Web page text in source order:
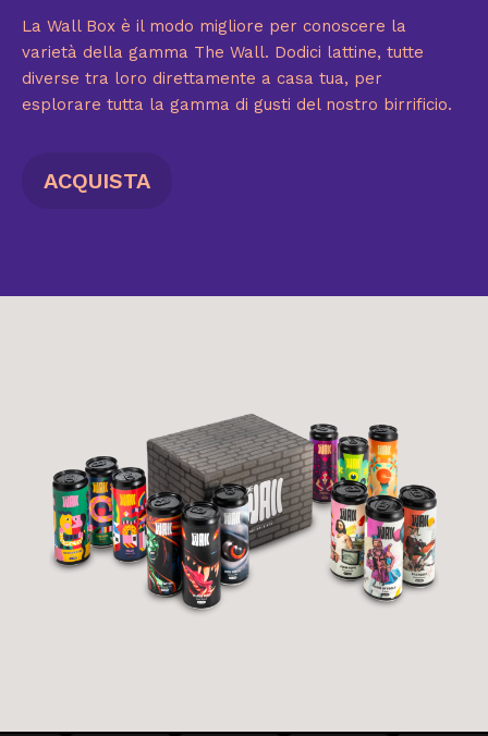
La Wall Box è il modo migliore per conoscere la
varietà della gamma The Wall. Dodici lattine, tutte
diverse tra loro direttamente a casa tua, per
esplorare tutta la gamma di gusti del nostro birrificio.
ACQUISTA